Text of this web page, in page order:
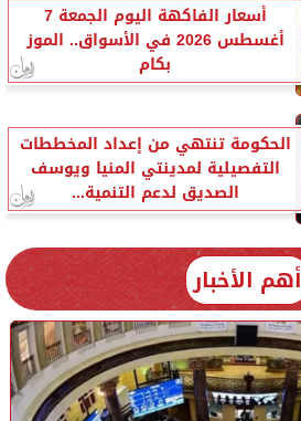
أسعار الفاكهة اليوم الجمعة 7
أغسطس 2026 في الأسواق.. الموز
بكام
الحكومة تنتهي من إعداد المخططات
التفصيلية لمدينتي المنيا ويوسف
الصديق لدعم التنمية...
أهم الأخبار